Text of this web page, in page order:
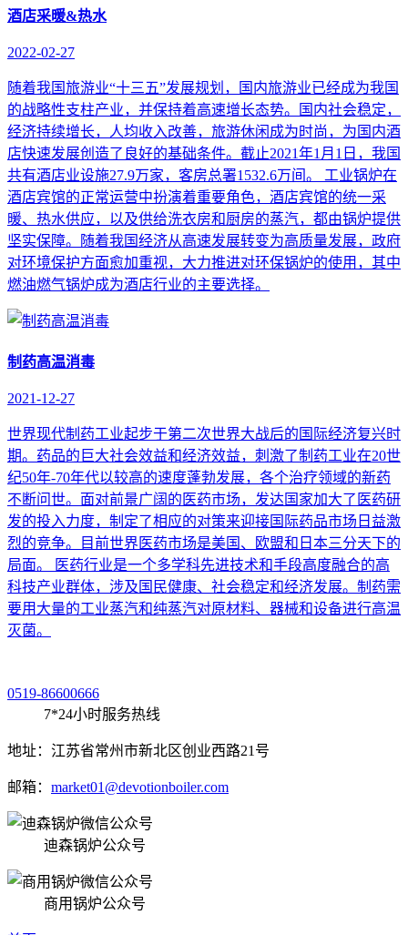
酒店采暖&热水
2022-02-27
随着我国旅游业“十三五”发展规划，国内旅游业已经成为我国
的战略性支柱产业，并保持着高速增长态势。国内社会稳定，
经济持续增长，人均收入改善，旅游休闲成为时尚，为国内酒
店快速发展创造了良好的基础条件。截止2021年1月1日，我国
共有酒店业设施27.9万家，客房总署1532.6万间。 工业锅炉在
酒店宾馆的正常运营中扮演着重要角色，酒店宾馆的统一采
暖、热水供应，以及供给洗衣房和厨房的蒸汽，都由锅炉提供
坚实保障。随着我国经济从高速发展转变为高质量发展，政府
对环境保护方面愈加重视，大力推进对环保锅炉的使用，其中
燃油燃气锅炉成为酒店行业的主要选择。
制药高温消毒
2021-12-27
世界现代制药工业起步于第二次世界大战后的国际经济复兴时
期。药品的巨大社会效益和经济效益，刺激了制药工业在20世
纪50年-70年代以较高的速度蓬勃发展，各个治疗领域的新药
不断问世。面对前景广阔的医药市场，发达国家加大了医药研
发的投入力度，制定了相应的对策来迎接国际药品市场日益激
烈的竞争。目前世界医药市场是美国、欧盟和日本三分天下的
局面。 医药行业是一个多学科先进技术和手段高度融合的高
科技产业群体，涉及国民健康、社会稳定和经济发展。制药需
要用大量的工业蒸汽和纯蒸汽对原材料、器械和设备进行高温
灭菌。
0519-86600666
7*24小时服务热线
地址：江苏省常州市新北区创业西路21号
邮箱： market01@devotionboiler.com
迪森锅炉公众号
商用锅炉公众号